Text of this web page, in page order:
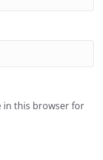
in this browser for